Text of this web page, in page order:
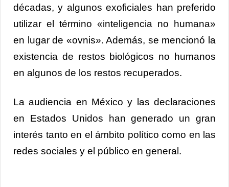
décadas, y algunos exoficiales han preferido
utilizar el término «inteligencia no humana»
en lugar de «ovnis». Además, se mencionó la
existencia de restos biológicos no humanos
en algunos de los restos recuperados.
La audiencia en México y las declaraciones
en Estados Unidos han generado un gran
interés tanto en el ámbito político como en las
redes sociales y el público en general.